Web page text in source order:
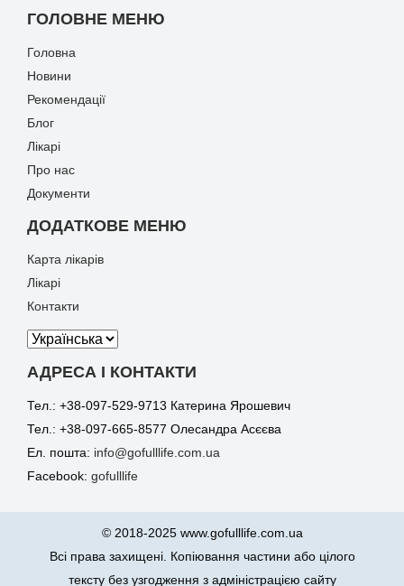
ГОЛОВНЕ МЕНЮ
Головна
Новини
Рекомендації
Блог
Лікарі
Про нас
Документи
ДОДАТКОВЕ МЕНЮ
Карта лікарів
Лікарі
Контакти
АДРЕСА І КОНТАКТИ
Тел.: +38-097-529-9713 Катерина Ярошевич
Тел.: +38-097-665-8577 Олесандра Асєєва
Ел. пошта: info@gofulllife.com.ua
Facebook: gofulllife
© 2018-2025 www.gofulllife.com.ua
Всі права захищені. Копіювання частини або цілого
тексту без узгодження з адміністрацією сайту